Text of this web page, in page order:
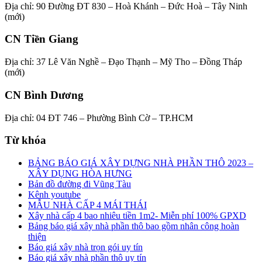
Địa chỉ: 90 Đường ĐT 830 – Hoà Khánh – Đức Hoà – Tây Ninh
(mới)
CN Tiền Giang
Địa chỉ: 37 Lê Văn Nghề – Đạo Thạnh – Mỹ Tho – Đồng Tháp
(mới)
CN Bình Dương
Địa chỉ: 04 ĐT 746 – Phường Bình Cờ – TP.HCM
Từ khóa
BẢNG BÁO GIÁ XÂY DỰNG NHÀ PHẦN THÔ 2023 –
XÂY DỤNG HÒA HƯNG
Bản đồ đường đi Vũng Tàu
Kênh youtube
MẪU NHÀ CẤP 4 MÁI THÁI
Xây nhà cấp 4 bao nhiêu tiền 1m2- Miễn phí 100% GPXD
Bảng báo giá xây nhà phần thô bao gồm nhân công hoàn
thiện
Báo giá xây nhà trọn gói uy tín
Báo giá xây nhà phần thô uy tín